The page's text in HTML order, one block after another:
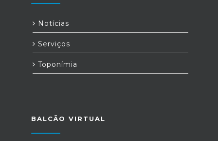
Notícias
Serviços
Toponímia
BALCÃO VIRTUAL